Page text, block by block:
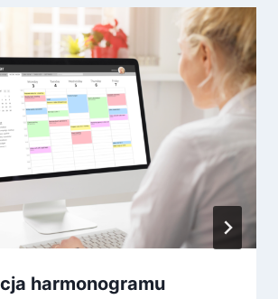
harmonogramu